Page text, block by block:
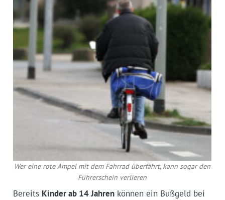
Wer eine rote Ampel mit dem Fahrrad überfährt, kann sogar den
Führerschein verlieren
Bereits Kinder ab 14 Jahrenkönnen ein Bußgeld bei